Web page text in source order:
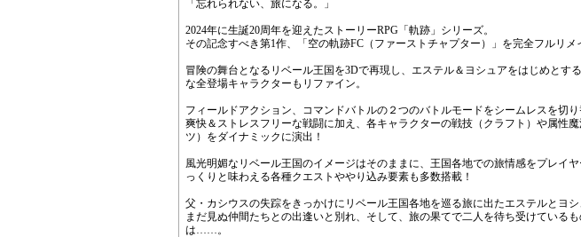
「忘れられない、旅になる。」
2024年に生誕20周年を迎えたストーリーRPG「軌跡」シリーズ。
その記念すべき第1作、「空の軌跡FC（ファーストチャプター）」を完全フルリメ
冒険の舞台となるリベール王国を3Dで再現し、エステル＆ヨシュアをはじめとす
な全登場キャラクターもリファイン。
フィールドアクション、コマンドバトルの２つのバトルモードをシームレスを切り
爽快＆ストレスフリーな戦闘に加え、各キャラクターの戦技（クラフト）や属性
ツ）をダイナミックに演出！
風光明媚なリベール王国のイメージはそのままに、王国各地での旅情感をプレイヤ
っくりと味わえる各種クエストややり込み要素も多数搭載！
父・カシウスの失踪をきっかけにリベール王国各地を巡る旅に出たエステルとヨシ
まだ見ぬ仲間たちとの出逢いと別れ、そして、旅の果てで二人を待ち受けているも
は……。